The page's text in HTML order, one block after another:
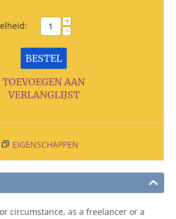
+
−
BESTEL
TOEVOEGEN AAN
VERLANGLIJST
EIGENSCHAPPEN
circumstance, as a freelancer or a